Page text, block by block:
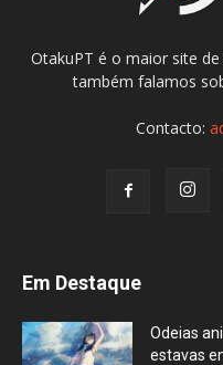
OtakuPT é o maior site
também falamos
Contacto:
Em Destaque
Odeias
estavas